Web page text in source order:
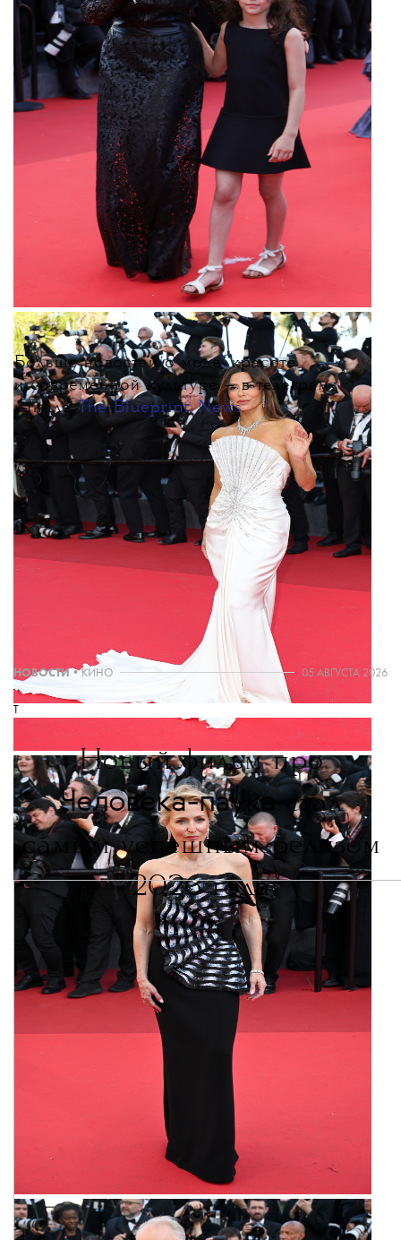
и другие.
Больше новостей о моде, красоте
и современной культуре — в телеграм-
каналеThe Blueprint News.
ТЕКСТ: КАТЕРИНА КУКУШКИНА
THE BLUEPRINT NEWS
Больше новостей в нашем телеграм-канале
ДОБАВИТЬ НАС В ИСТОЧНИКИ GOOGLE
The Blueprint будет чаще появляться у вас в Google
НОВОСТИ •КИНО 05 АВГУСТА 2026
T
Новый фильм про
Человека-паукастал
самым успешным релизом
2026 года